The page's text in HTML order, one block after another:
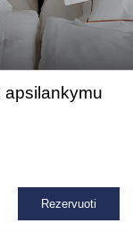
apsilankymu
Rezervuoti